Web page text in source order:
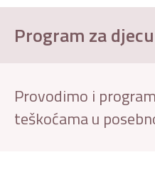
Program za
Provodimo i
teškoćama u